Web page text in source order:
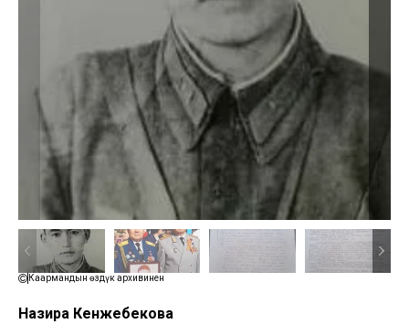
Каармандын өздүк архивинен
Назира Кенжебекова